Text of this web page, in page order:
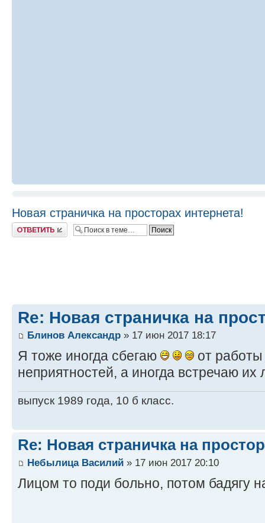
Новая страничка на просторах интернета!
Ответить
Re: Новая страничка на
Блинов Александр » 17 июн 2017 18:17
Я тоже иногда сбегаю
от
неприятностей, а иногда встречаю их
выпуск 1989 года, 10 б класс.
Re: Новая страничка на
Небылица Василий » 17 июн 2017 20:10
Лицом то поди больно, потом бадягу